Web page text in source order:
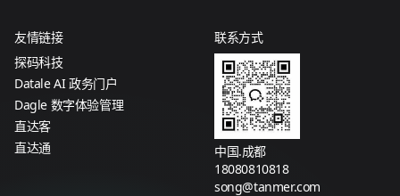
友情链接
探码科技
Datale AI 政务门户
Dagle 数字体验管理
直达客
直达通
联系方式
中国.成都
18080810818
song@tanmer.com